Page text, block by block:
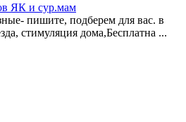
ЯК и сур.мам
пишите, подберем для вас. в
стимуляция дома,Бесплатна ...